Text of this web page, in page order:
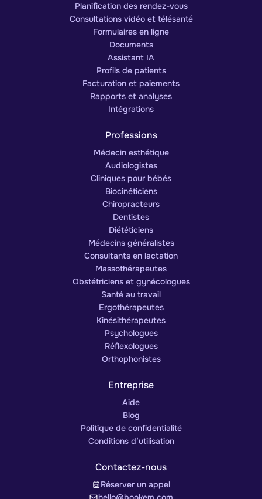
Planification des rendez-vous
Consultations vidéo et télésanté
Formulaires en ligne
Documents
Assistant IA
Profils de patients
Facturation et paiements
Rapports et analyses
Intégrations
Professions
Médecin esthétique
Audiologistes
Cliniques pour bébés
Biocinéticiens
Chiropracteurs
Dentistes
Diététiciens
Médecins généralistes
Consultants en lactation
Massothérapeutes
Obstétriciens et gynécologues
Santé au travail
Ergothérapeutes
Kinésithérapeutes
Psychologues
Réflexologues
Orthophonistes
Entreprise
Aide
Blog
Politique de confidentialité
Conditions d’utilisation
Contactez-nous
Réserver un appel